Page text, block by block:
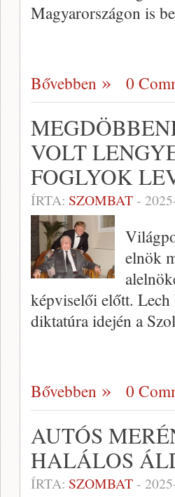
Magyarországon is
Bővebben 0
VOLT
FOGLYOK
ÍRTA: SZOMBAT-
elnök
képviselői előtt. Lech
diktatúra idején a
Bővebben 0
AUTÓS
HALÁLOS
ÍRTA: SZOMBAT-